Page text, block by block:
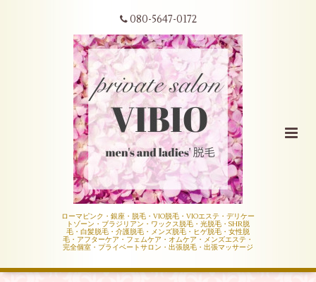
080-5647-0172
ローマピンク・銀座・脱毛・VIO脱毛・VIOエステ・デリケー
トゾーン・ブラジリアン・ワックス脱毛・光脱毛・SHR脱
毛・白髪脱毛・介護脱毛・メンズ脱毛・ヒゲ脱毛・女性脱
毛・アフターケア・フェムケア・オムケア・メンズエステ・
完全個室・プライベートサロン・出張脱毛・出張マッサージ